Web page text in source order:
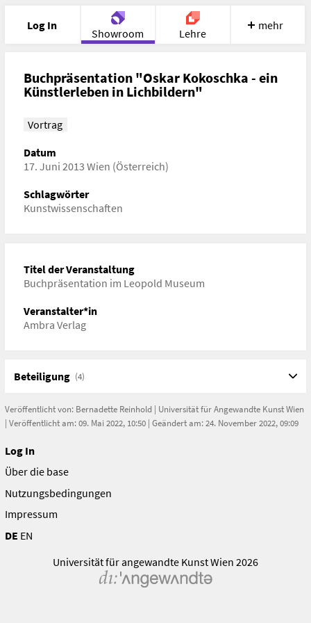
Log In
Showroom Lehre
Portfolio Image Cloud Chat
mehr
Buchpräsentation "Oskar Kokoschka - ein
Künstlerleben in Lichbildern"
Vortrag
Datum
17. Juni 2013 Wien (Österreich)
Schlagwörter
Kunstwissenschaften
Titel der Veranstaltung
Buchpräsentation im Leopold Museum
Veranstalter*in
Ambra Verlag
Beteiligung (4)
Veröffentlicht von: Bernadette Reinhold | Universität für Angewandte Kunst Wien
| Veröffentlicht am: 09. Mai 2022, 10:50 | Geändert am: 24. November 2022, 09:09
Log In
Über die base
Nutzungsbedingungen
Impressum
DE EN
Universität für angewandte Kunst Wien 2026